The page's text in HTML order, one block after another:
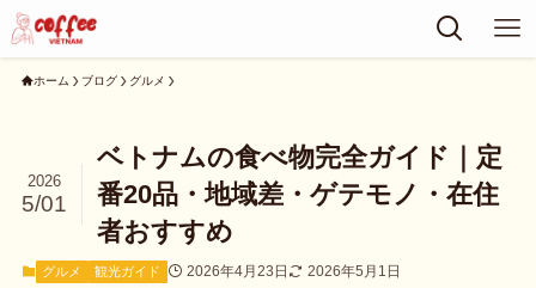
ホーム ブログ グルメ
ベトナムの食べ物完全ガイド｜定
番20品・地域差・ゲテモノ・在住
者おすすめ
2026
5/01
グルメ 観光ガイド 2026年4月23日 2026年5月1日